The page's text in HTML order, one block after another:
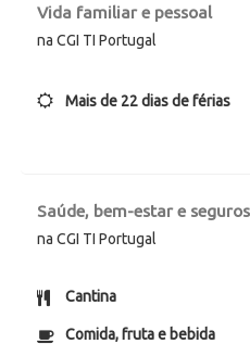
Vida familiar e pessoal
na CGI TI Portugal
Mais de 22 dias de férias
Saúde, bem-estar e seguros
na CGI TI Portugal
Cantina
Comida, fruta e bebida